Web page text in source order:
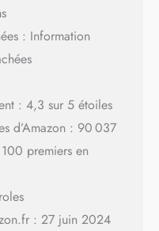
: Information
: 4,3 sur 5 étoiles
d’Amazon : 90 037
premiers en
: 27 juin 2024